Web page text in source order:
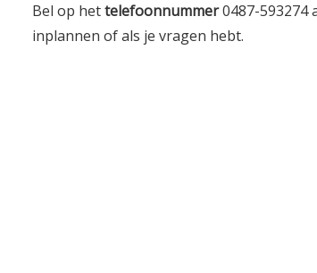
Bel op hettelefoonnummer0487-593274
inplannen of als je vragen hebt.